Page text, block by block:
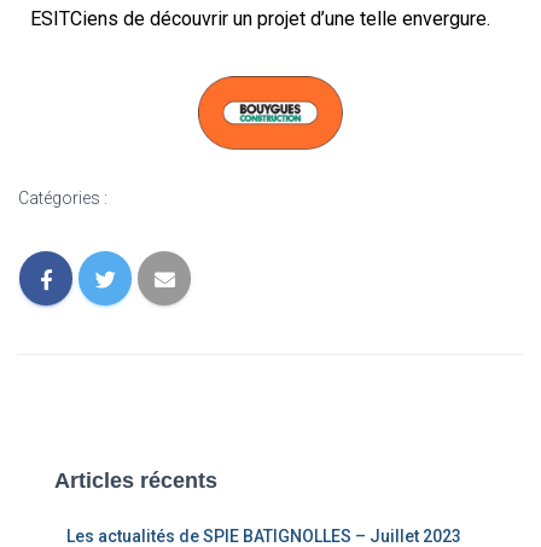
ESITCiens de découvrir un projet d’une telle envergure.
Catégories :
Articles récents
Les actualités de SPIE BATIGNOLLES – Juillet 2023